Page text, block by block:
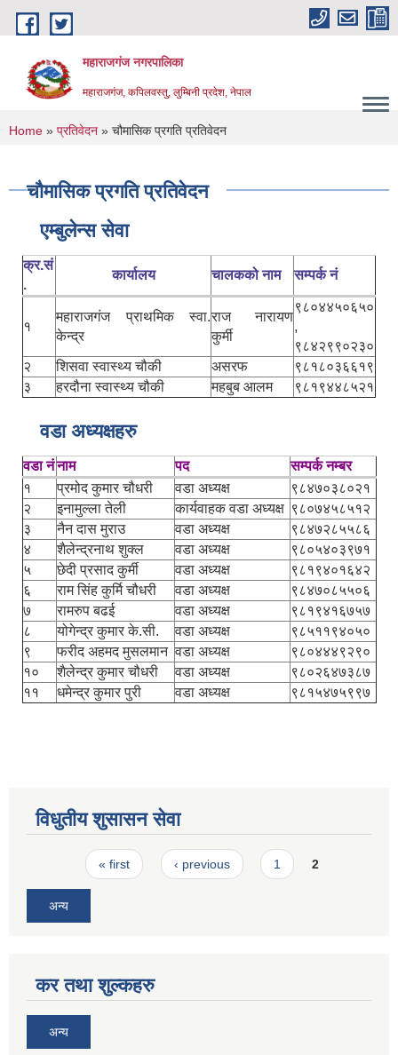
Skip to main content
महाराजगंज नगरपालिका
महाराजगंज, कपिलवस्तु, लुम्बिनी प्रदेश, नेपाल
You are here
Home » प्रतिवेदन » चौमासिक प्रगति प्रतिवेदन
चौमासिक प्रगति प्रतिवेदन
एम्बुलेन्स सेवा
क्र.सं
.
कार्यालय चालकको नाम सम्पर्क नं
१
महाराजगंज प्राथमिक स्वा.
केन्द्र
राज नारायण
कुर्मी
९८०४४५०६५०
,
९८४२९९०२३०
२
शिसवा स्वास्थ्य चौकी असरफ
९८१८०३६६१९
३
हरदौना स्वास्थ्य चौकी महबुब आलम ९८१९४४८५२१
वडा अध्यक्षहरु
वडा नंनाम पद
सम्पर्क नम्बर
१
प्रमोद कुमार चौधरी वडा अध्यक्ष
९८४७०३८०२१
२
इनामुल्ला तेली कार्यवाहक वडा अध्यक्ष ९८०७४५८५१२
३
नैन दास मुराउ वडा अध्यक्ष
९८४७२८५५८६
४
शैलेन्द्रनाथ शुक्ल वडा अध्यक्ष
९८०५४०३९७१
५
छेदी प्रसाद कुर्मी वडा अध्यक्ष
९८१९४०१६४२
६
राम सिंह कुर्मि चौधरी वडा अध्यक्ष
९८४७०८५५०६
७
रामरुप बढई वडा अध्यक्ष
९८१९४१६७५७
८
योगेन्द्र कुमार के.सी. वडा अध्यक्ष
९८५११९४०५०
९
फरीद अहमद मुसलमान वडा अध्यक्ष
९८०४४४९२९०
१०
शैलेन्द्र कुमार चौधरी वडा अध्यक्ष
९८०२६४७३८७
११
धमेन्द्र कुमार पुरी वडा अध्यक्ष ९८१५४७५९९७
विधुतीय शुसासन सेवा
Pages« first ‹ previous 1 2
अन्य
कर तथा शुल्कहरु
अन्य